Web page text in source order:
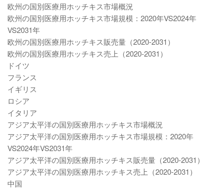
欧州の国別医療用ホッチキス市場概況
欧州の国別医療用ホッチキス市場規模：2020年VS2024年
VS2031年
欧州の国別医療用ホッチキス販売量（2020-2031）
欧州の国別医療用ホッチキス売上（2020-2031）
ドイツ
フランス
イギリス
ロシア
イタリア
アジア太平洋の国別医療用ホッチキス市場概況
アジア太平洋の国別医療用ホッチキス市場規模：2020年
VS2024年VS2031年
アジア太平洋の国別医療用ホッチキス販売量（2020-2031）
アジア太平洋の国別医療用ホッチキス売上（2020-2031）
中国